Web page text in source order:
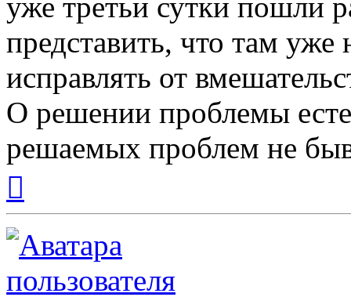
представить, что там уже
исправлять от
О решении проблемы
решаемых проблем не
началу